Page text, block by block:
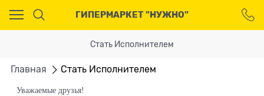
ГИПЕРМАРКЕТ "НУЖНО"
Стать Исполнителем
Главная Стать Исполнителем
Уважаемые друзья!
Ваш город - Москва,
угадали?